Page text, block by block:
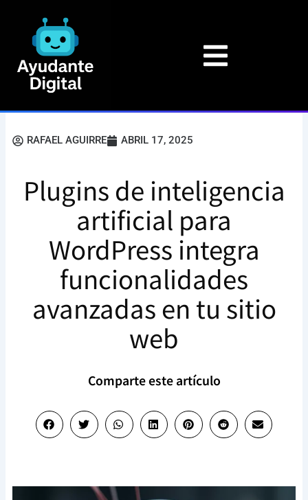
contenido
RAFAEL AGUIRRE ABRIL 17, 2025
Plugins de inteligencia
artificial para
WordPress integra
funcionalidades
avanzadas en tu sitio
web
Comparte este artículo